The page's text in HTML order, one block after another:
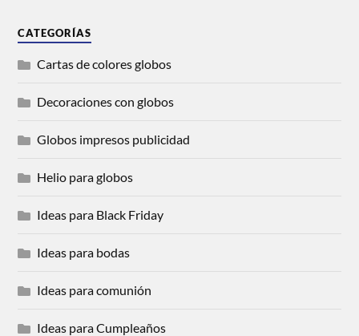
CATEGORÍAS
Cartas de colores globos
Decoraciones con globos
Globos impresos publicidad
Helio para globos
Ideas para Black Friday
Ideas para bodas
Ideas para comunión
Ideas para Cumpleaños